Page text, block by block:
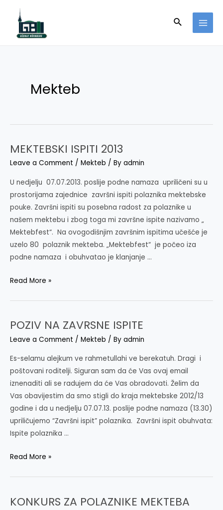
content
Search
Mekteb
MEKTEBSKI ISPITI 2013
Leave a Comment / Mekteb / By admin
U nedjelju 07.07.2013. poslije podne namaza upriličeni su u
prostorijama zajednice završni ispiti polaznika mektebske
pouke. Završni ispiti su posebna radost za polaznike u
našem mektebu i zbog toga mi završne ispite nazivamo „
Mektebfest“. Na ovogodišnjim završnim ispitima učešće je
uzelo 80 polaznik mekteba. „Mektebfest“ je počeo iza
podne namaza i obuhvatao je klanjanje …
MEKTEBSKI
Read More »
POZIV NA ZAVRSNE ISPITE
Leave a Comment / Mekteb / By admin
Es-selamu alejkum ve rahmetullahi ve berekatuh. Dragi i
poštovani roditelji. Siguran sam da će Vas ovaj email
iznenaditi ali se radujem da će Vas obradovati. Želim da
Vas obavijestim da smo stigli do kraja mektebske 2012/13
godine i da u nedjelju 07.07.13. poslije podne namaza (13.30)
upriličujemo “Završni ispit” polaznika. Završni ispit obuhvata:
Ispite polaznika …
POZIV
Read More »
KONKURS ZA POLAZNIKE MEKTEBA